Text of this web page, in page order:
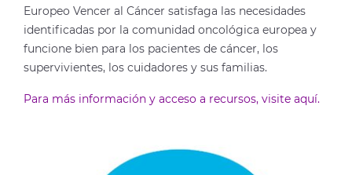
Europeo Vencer al Cáncer satisfaga las necesidades
identificadas por la comunidad oncológica europea y
funcione bien para los pacientes de cáncer, los
supervivientes, los cuidadores y sus familias.
Para más información y acceso a recursos, visite aquí.